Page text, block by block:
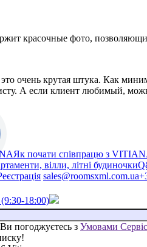
красочные фото,
очень крутая штука. Как
А если клиент любимый,
Як почати співпрацю з
вілли, літні будиночки
sales@roomsxml.com.ua
(9:30-18:00)
погоджуєтесь з Умовами